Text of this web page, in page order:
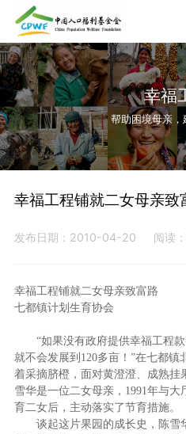
幸福
帮助困境母亲，
幸福工程铺就二女母亲致
发布日期：2010-04-20 阅读
幸福工程铺就二女母亲致富路
七都镇计划生育协会
“如果没有政府提供幸福工程款
就不会发展到120多亩！”在七都
着采摘脐橙，面对黄澄澄、成熟挂
雪华是一位二女母亲，1991年与
育二女后，主动落实了节育措施。
谈起这片果园的成长史，陈雪